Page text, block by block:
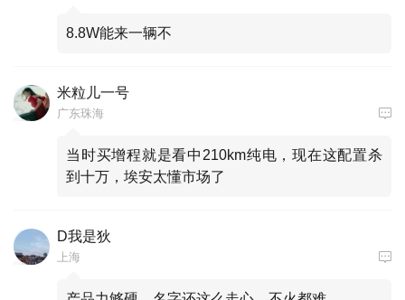
8.8W能来一辆不
米粒儿一号
广东珠海
当时买增程就是看中210km纯电，现在这配置杀
到十万，埃安太懂市场了
D我是狄
上海